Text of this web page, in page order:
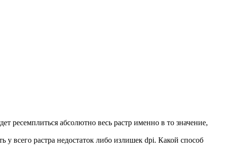
ресемплиться абсолютно весь растр именно в то значение,
всего растра недостаток либо излишек dpi. Какой способ